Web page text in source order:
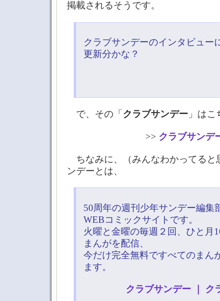
掲載されるそうです。
クラブサンデーのインタビュー
更新分かな？
で、その「 クラブサンデー 」は
>> クラブサンデ
ちなみに、（みんなわかってると
ンデーとは、
50周年の週刊少年サンデー編集
WEBコミックサイトです。
火曜と金曜の毎週２回、ひと月
まんがを配信、
今だけ完全無料ですべてのまん
ます。
クラブサンデー ｜ ク